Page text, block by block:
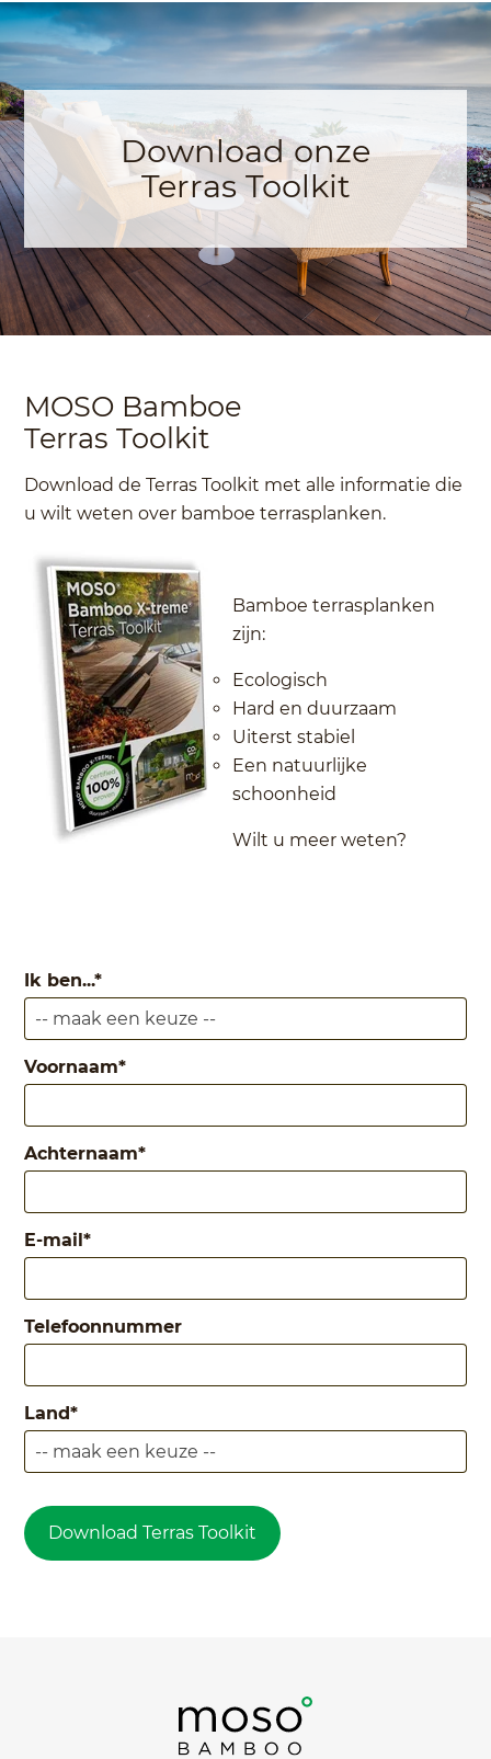
Download onze
Terras Toolkit
MOSO Bamboe
Terras Toolkit
Download de Terras Toolkit met alle informatie die
u wilt weten over bamboe terrasplanken.
Bamboe terrasplanken
zijn:
Ecologisch
Hard en duurzaam
Uiterst stabiel
Een natuurlijke
schoonheid
Wilt u meer weten?
Ik ben...*
Voornaam*
Achternaam*
E-mail*
Telefoonnummer
Land*